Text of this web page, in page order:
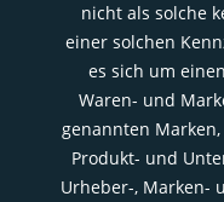
nicht als solche
einer solchen
es sich um
Waren- und
genannten Marken,
Produkt- und
Urheber-, Marken-